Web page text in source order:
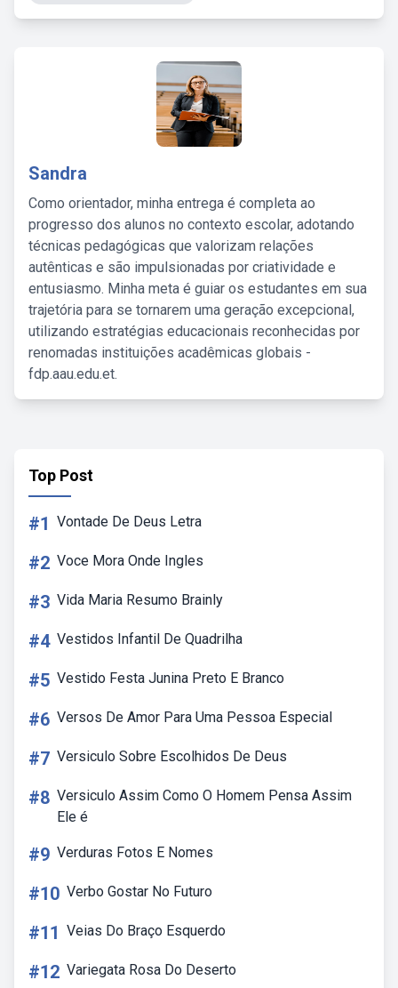
Sandra
Como orientador, minha entrega é completa ao
progresso dos alunos no contexto escolar, adotando
técnicas pedagógicas que valorizam relações
autênticas e são impulsionadas por criatividade e
entusiasmo. Minha meta é guiar os estudantes em sua
trajetória para se tornarem uma geração excepcional,
utilizando estratégias educacionais reconhecidas por
renomadas instituições acadêmicas globais -
fdp.aau.edu.et.
Top Post
#1 Vontade De Deus Letra
#2 Voce Mora Onde Ingles
#3 Vida Maria Resumo Brainly
#4 Vestidos Infantil De Quadrilha
#5 Vestido Festa Junina Preto E Branco
#6 Versos De Amor Para Uma Pessoa Especial
#7 Versiculo Sobre Escolhidos De Deus
#8 Versiculo Assim Como O Homem Pensa Assim
Ele é
#9 Verduras Fotos E Nomes
#10 Verbo Gostar No Futuro
#11 Veias Do Braço Esquerdo
#12 Variegata Rosa Do Deserto